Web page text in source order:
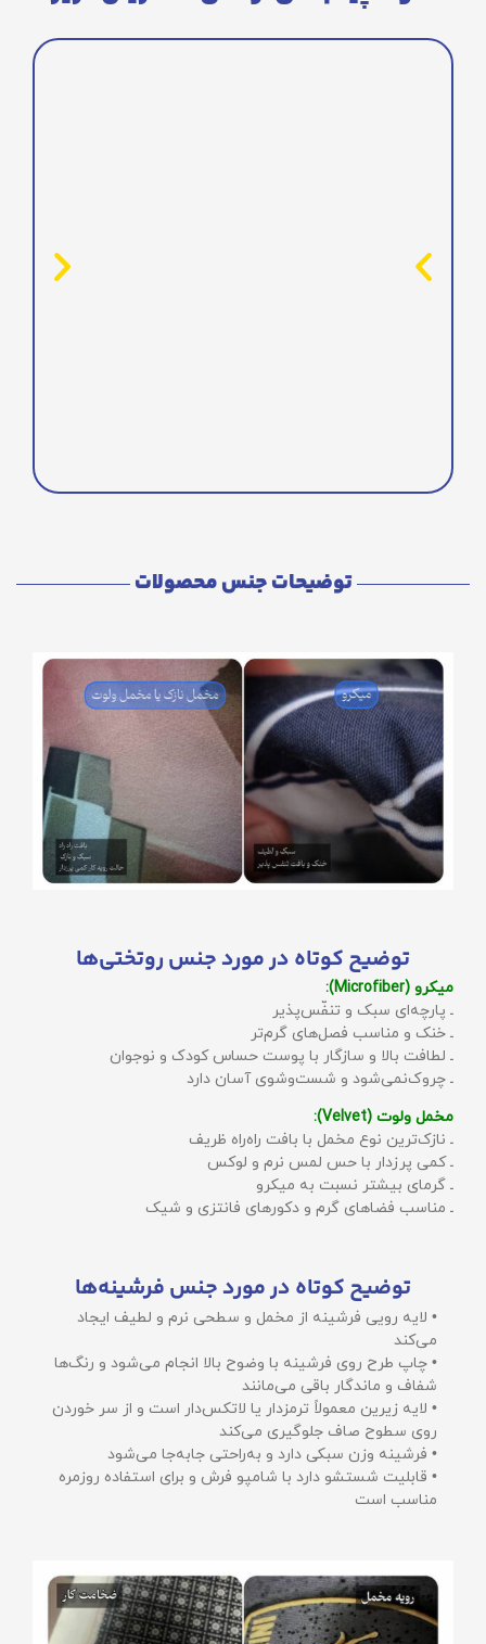
توضیحات جنس محصولات
توضیح کوتاه در مورد جنس روتختی‌ها
میکرو (Microfiber):
ـ پارچه‌ای سبک و تنفّس‌پذیر
ـ خنک و مناسب فصل‌های گرم‌تر
ـ لطافت بالا و سازگار با پوست حساس کودک و نوجوان
ـ چروک‌نمی‌شود و شست‌وشوی آسان دارد
مخمل ولوت (Velvet):
ـ نازک‌ترین نوع مخمل با بافت راه‌راه ظریف
ـ کمی پرزدار با حس لمس نرم و لوکس
ـ گرمای بیشتر نسبت به میکرو
ـ مناسب فضاهای گرم و دکورهای فانتزی و شیک
توضیح کوتاه در مورد جنس فرشینه‌ها
• لایه رویی فرشینه از مخمل و سطحی نرم و لطیف ایجاد
می‌کند
• چاپ طرح روی فرشینه با وضوح بالا انجام می‌شود و رنگ‌ها
شفاف و ماندگار باقی می‌مانند
• لایه زیرین معمولاً ترمزدار یا لاتکس‌دار است و از سر خوردن
روی سطوح صاف جلوگیری می‌کند
• فرشینه وزن سبکی دارد و به‌راحتی جابه‌جا می‌شود
• قابلیت شستشو دارد با شامپو فرش و برای استفاده روزمره
مناسب است